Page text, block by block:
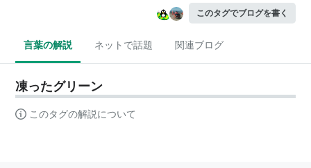
このタグでブログを書く
言葉の解説 ネットで話題 関連ブログ
凍ったグリーン
このタグの解説について